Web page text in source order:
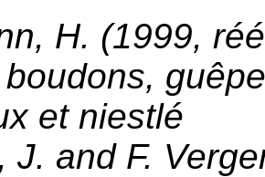
H. (1999,
et niestlé
J. and F.